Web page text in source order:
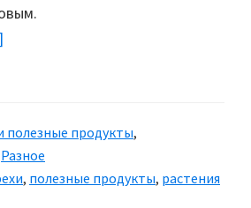
на
дереве
кажу
полезные продукты,
Разное
, полезные продукты, растения